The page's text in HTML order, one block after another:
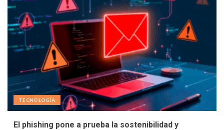
TECNOLOGÍA
El phishing pone a prueba la sostenibilidad y